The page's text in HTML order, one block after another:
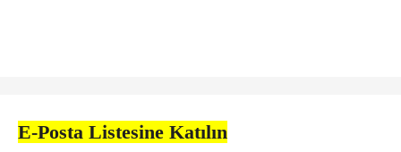
E-Posta Listesine Katılın